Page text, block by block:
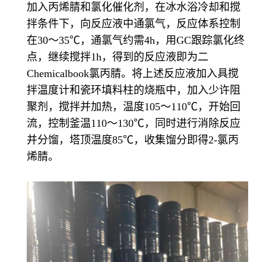
加入丙烯腈和氯化催化剂，在冰水浴冷却和搅
拌条件下，向反应液中通氯气，反应体系控制
在30～35℃，通氯气约需4h，用GC跟踪氯化终
点，继续搅拌1h，得到的反应液即为二
Chemicalbook氯丙腈。将上述反应液加入具搅
拌温度计和瓷环填料柱的烧瓶中，加入少许阻
聚剂，搅拌并加热，温度105～110℃，开始回
流，控制釜温110～130℃，同时进行消除反应
并分馏，塔顶温度85℃，收集馏分即得2-氯丙
烯腈。